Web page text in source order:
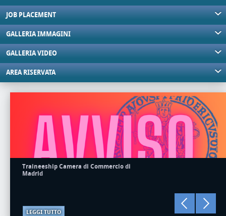
JOB PLACEMENT
GALLERIA IMMAGINI
GALLERIA VIDEO
AREA RISERVATA
Traineeship Camera di Commercio di
Madrid
LEGGI TUTTO